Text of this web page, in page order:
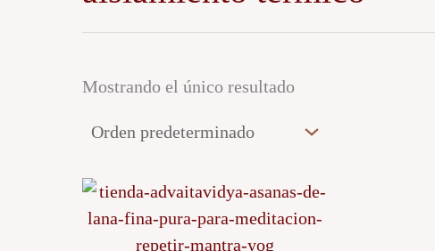
Mostrando el único resultado